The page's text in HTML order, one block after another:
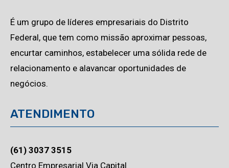
É um grupo de líderes empresariais do Distrito
Federal, que tem como missão aproximar pessoas,
encurtar caminhos, estabelecer uma sólida rede de
relacionamento e alavancar oportunidades de
negócios.
ATENDIMENTO
(61) 3037 3515
Centro Empresarial Via Capital